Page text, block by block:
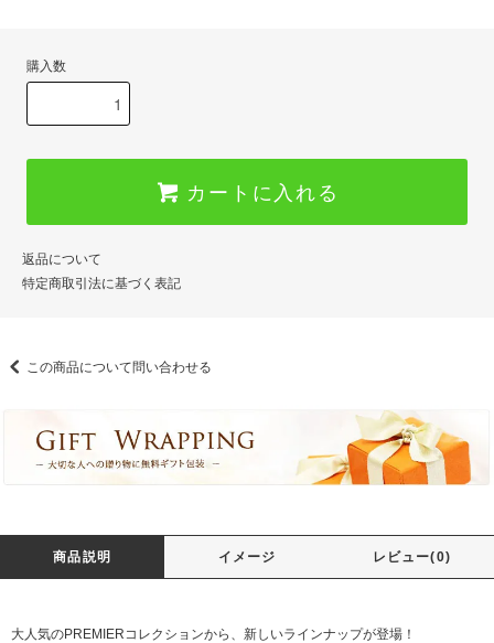
購入数
カートに入れる
返品について
特定商取引法に基づく表記
この商品について問い合わせる
商品説明 イメージ レビュー(0)
大人気のPREMIERコレクションから、新しいラインナップが登場！